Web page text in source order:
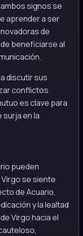
signos se
aprender a ser
de
beneficiarse al
discutir sus
conflictos.
es clave para
en la
pueden
se siente
de Acuario,
y la lealtad
Virgo hacia el